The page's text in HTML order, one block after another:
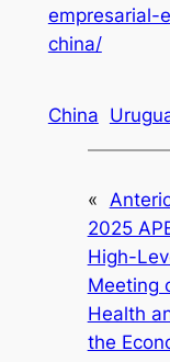
empresarial-
china/
China
«
2025
High-
Meeting
Health
the